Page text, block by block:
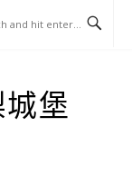
堡